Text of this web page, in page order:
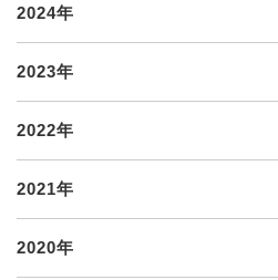
2024年
2023年
2022年
2021年
2020年